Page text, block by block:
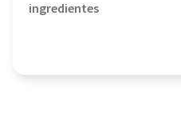
ingredientes